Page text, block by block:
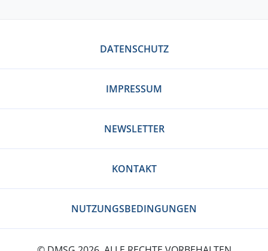
DATENSCHUTZ
IMPRESSUM
NEWSLETTER
KONTAKT
NUTZUNGSBEDINGUNGEN